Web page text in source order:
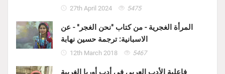
27th April 2024 5475
المرأة الغجرية - من كتاب "نحن الغجر" - عن
الاسبانية: ترجمة حسين نهابة
12th March 2018 5467
فاعلية الأدب العربي في أدب أوربا الغربية